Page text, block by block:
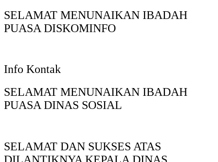
SELAMAT MENUNAIKAN IBADAH
PUASA DISKOMINFO
Info Kontak
SELAMAT MENUNAIKAN IBADAH
PUASA DINAS SOSIAL
SELAMAT DAN SUKSES ATAS